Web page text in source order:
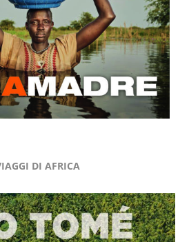
DI AFRICA